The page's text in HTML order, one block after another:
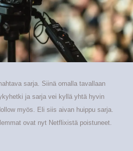
sarja. Siinä omalla tavallaan
ja sarja vei kyllä yhtä hyvin
myös. Eli siis aivan huippu sarja.
ovat nyt Netflixistä poistuneet.